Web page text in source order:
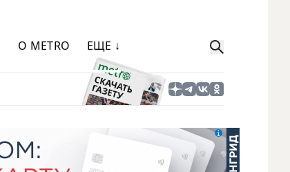
О METRO ЕЩЕ ↓